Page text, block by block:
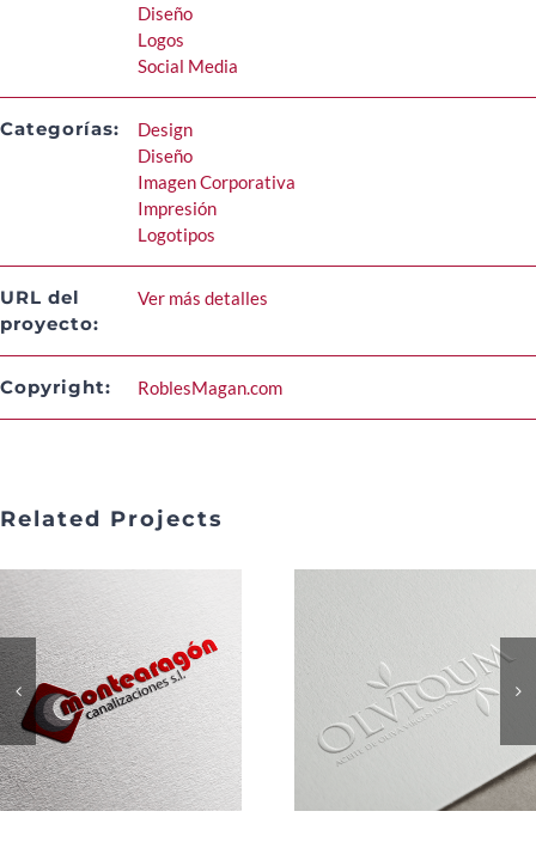
Diseño
Logos
Social Media
Categorías:
Design
Diseño
Imagen Corporativa
Impresión
Logotipos
URL del
proyecto:
Ver más detalles
Copyright: RoblesMagan.com
Related Projects